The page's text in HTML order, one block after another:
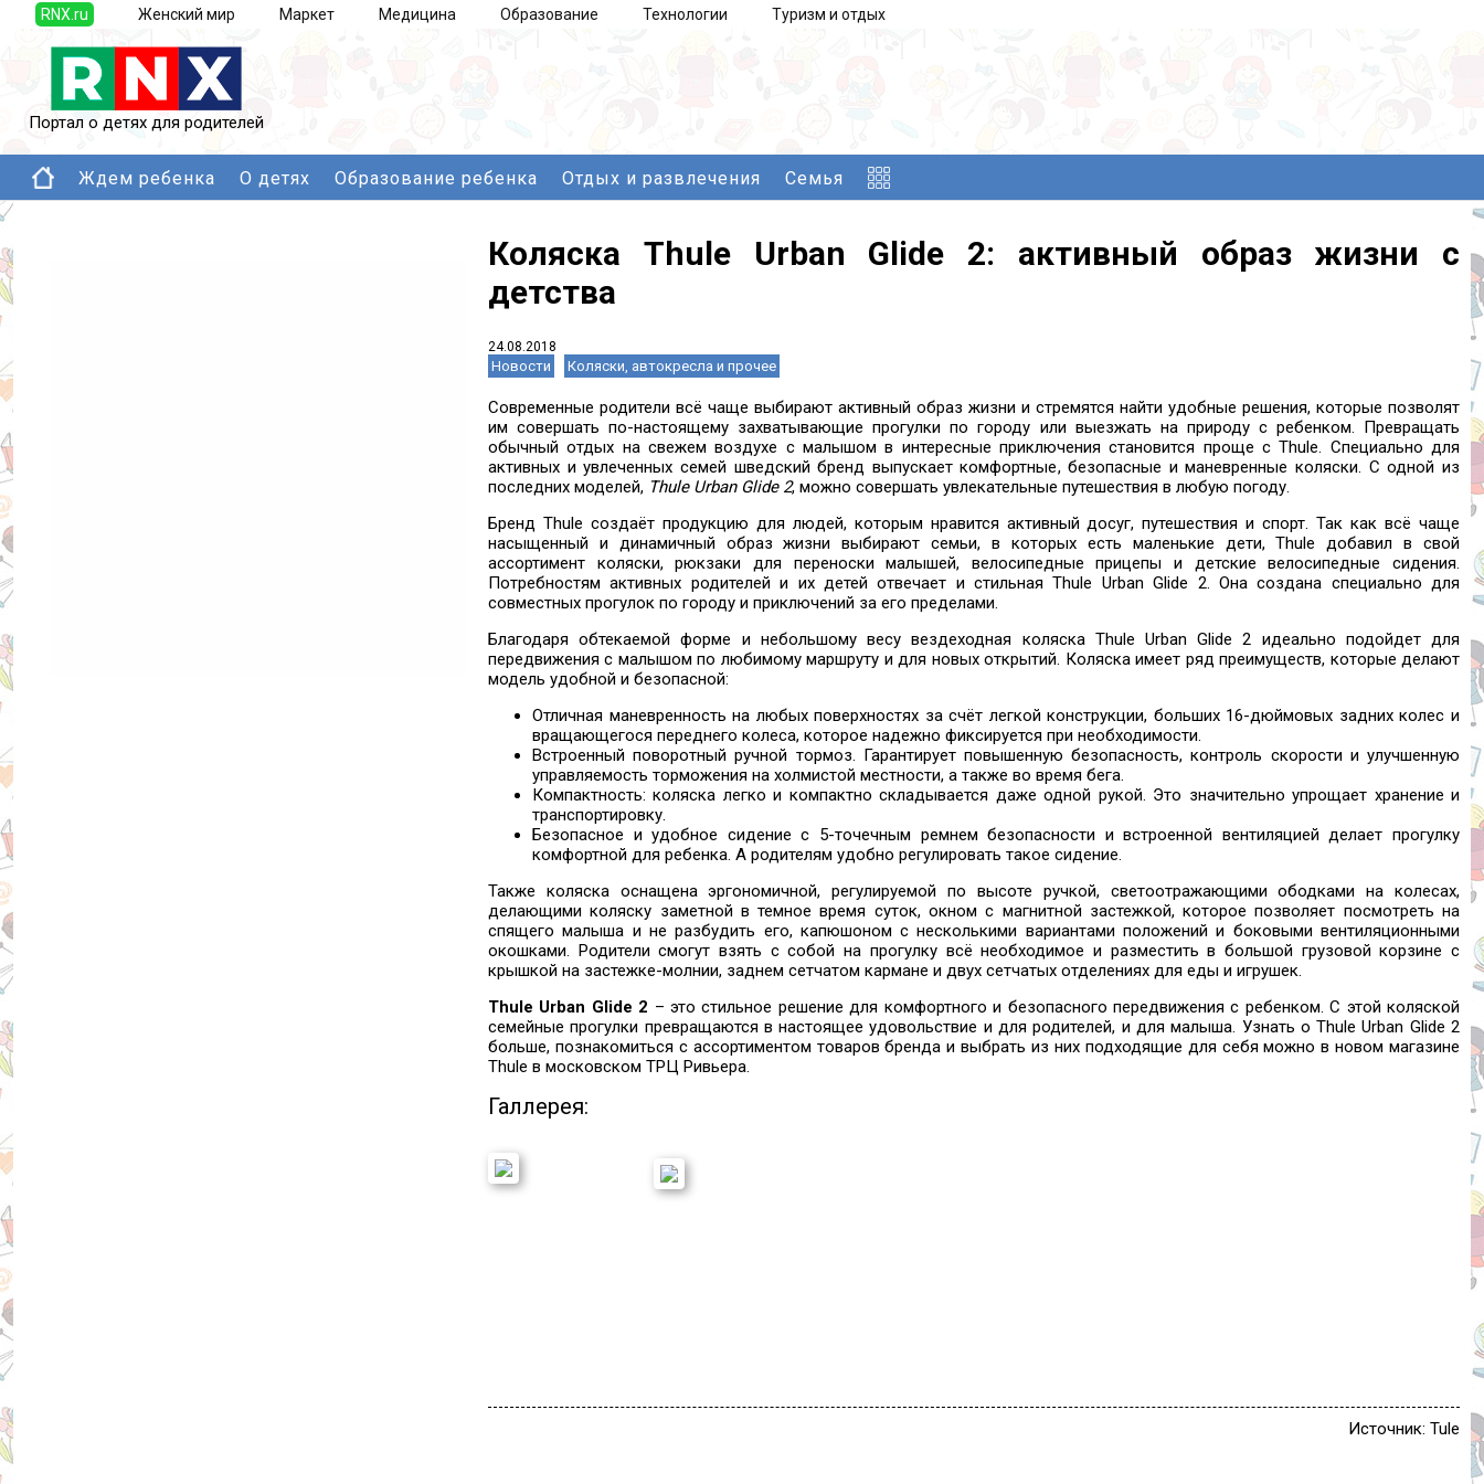
RNX.ru Женский мир Маркет Медицина Образование Технологии Туризм и отдых
Портал о детях для родителей
Ждем ребенка О детях Образование ребенка Отдых и развлечения Семья
Коляска Thule Urban Glide 2: активный образ жизни с
детства
24.08.2018
Новости Коляски, автокресла и прочее
Современные родители всё чаще выбирают активный образ жизни и стремятся найти удобные решения, которые позволят
им совершать по-настоящему захватывающие прогулки по городу или выезжать на природу с ребенком. Превращать
обычный отдых на свежем воздухе с малышом в интересные приключения становится проще с Thule. Специально для
активных и увлеченных семей шведский бренд выпускает комфортные, безопасные и маневренные коляски. С одной из
последних моделей, Thule Urban Glide 2, можно совершать увлекательные путешествия в любую погоду.
Бренд Thule создаёт продукцию для людей, которым нравится активный досуг, путешествия и спорт. Так как всё чаще
насыщенный и динамичный образ жизни выбирают семьи, в которых есть маленькие дети, Thule добавил в свой
ассортимент коляски, рюкзаки для переноски малышей, велосипедные прицепы и детские велосипедные сидения.
Потребностям активных родителей и их детей отвечает и стильная Thule Urban Glide 2. Она создана специально для
совместных прогулок по городу и приключений за его пределами.
Благодаря обтекаемой форме и небольшому весу вездеходная коляска Thule Urban Glide 2 идеально подойдет для
передвижения с малышом по любимому маршруту и для новых открытий. Коляска имеет ряд преимуществ, которые делают
модель удобной и безопасной:
Отличная маневренность на любых поверхностях за счёт легкой конструкции, больших 16-дюймовых задних колес и
вращающегося переднего колеса, которое надежно фиксируется при необходимости.
Встроенный поворотный ручной тормоз. Гарантирует повышенную безопасность, контроль скорости и улучшенную
управляемость торможения на холмистой местности, а также во время бега.
Компактность: коляска легко и компактно складывается даже одной рукой. Это значительно упрощает хранение и
транспортировку.
Безопасное и удобное сидение с 5-точечным ремнем безопасности и встроенной вентиляцией делает прогулку
комфортной для ребенка. А родителям удобно регулировать такое сидение.
Также коляска оснащена эргономичной, регулируемой по высоте ручкой, светоотражающими ободками на колесах,
делающими коляску заметной в темное время суток, окном с магнитной застежкой, которое позволяет посмотреть на
спящего малыша и не разбудить его, капюшоном с несколькими вариантами положений и боковыми вентиляционными
окошками. Родители смогут взять с собой на прогулку всё необходимое и разместить в большой грузовой корзине с
крышкой на застежке-молнии, заднем сетчатом кармане и двух сетчатых отделениях для еды и игрушек.
Thule Urban Glide 2 – это стильное решение для комфортного и безопасного передвижения с ребенком. С этой коляской
семейные прогулки превращаются в настоящее удовольствие и для родителей, и для малыша. Узнать о Thule Urban Glide 2
больше, познакомиться с ассортиментом товаров бренда и выбрать из них подходящие для себя можно в новом магазине
Thule в московском ТРЦ Ривьера.
Галлерея:
Источник: Tule